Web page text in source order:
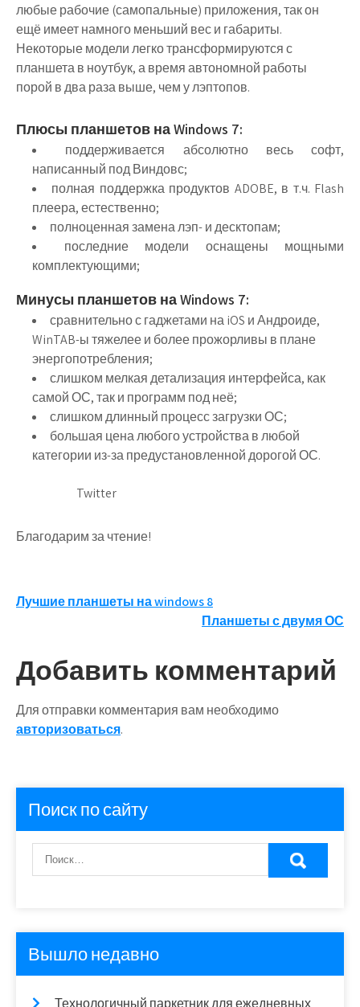
любые рабочие (самопальные) приложения, так он
ещё имеет намного меньший вес и габариты.
Некоторые модели легко трансформируются с
планшета в ноутбук, а время автономной работы
порой в два раза выше, чем у лэптопов.
Плюсы планшетов на Windows 7:
поддерживается абсолютно весь софт,
написанный под Виндовс;
полная поддержка продуктов ADOBE, в т.ч. Flash
плеера, естественно;
полноценная замена лэп- и десктопам;
последние модели оснащены мощными
комплектующими;
Минусы планшетов на Windows 7:
сравнительно с гаджетами на iOS и Андроиде,
WinTAB-ы тяжелее и более прожорливы в плане
энергопотребления;
слишком мелкая детализация интерфейса, как
самой ОС, так и программ под неё;
слишком длинный процесс загрузки ОС;
большая цена любого устройства в любой
категории из-за предустановленной дорогой ОС.
Twitter
Благодарим за чтение!
Навигация
записям
Лучшие планшеты на windows 8
Планшеты с двумя ОС
Добавить комментарий
Для отправки комментария вам необходимо
авторизоваться.
Поиск по сайту
Вышло недавно
Технологичный паркетник для ежедневных